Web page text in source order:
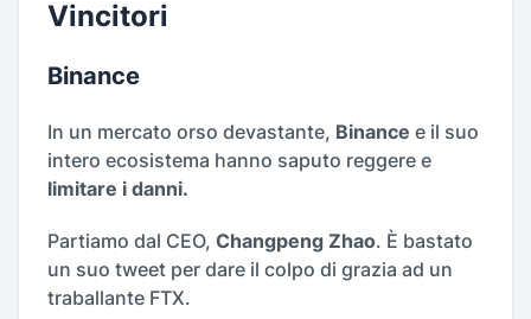
Vincitori
Binance
In un mercato orso devastante, Binance e il suo
intero ecosistema hanno saputo reggere e
limitare i danni.
Partiamo dal CEO, Changpeng Zhao. È bastato
un suo tweet per dare il colpo di grazia ad un
traballante FTX.